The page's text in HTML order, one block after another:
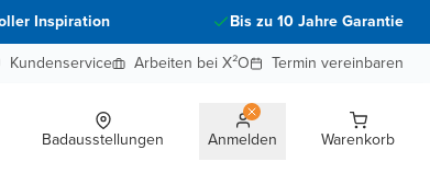
Inspiration
Bis zu 10 Jahre Garantie
Kundenservice
Arbeiten bei X²O Termin vereinbaren
Badausstellungen Anmelden Warenkorb